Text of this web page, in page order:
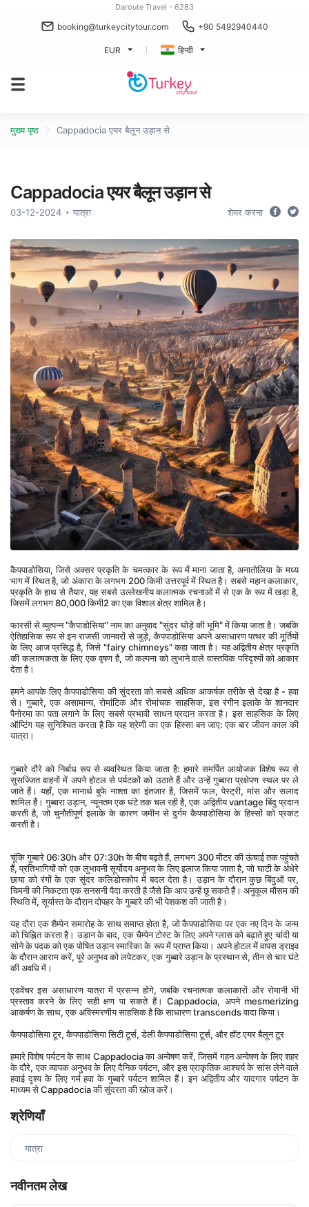
Daroute Travel - 6283
booking@turkeycitytour.com +90 5492940440
EUR हिन्दी
मुख्य पृष्ठ Cappadocia एयर बैलून उड़ान से
Cappadocia एयर बैलून उड़ान से
03-12-2024 यात्रा शेयर करना
कैपपाडोसिया, जिसे अक्सर प्रकृति के चमत्कार के रूप में माना जाता है, अनातोलिया के मध्य
भाग में स्थित है, जो अंकारा के लगभग 200 किमी उत्तरपूर्व में स्थित है। सबसे महान कलाकार,
प्रकृति के हाथ से तैयार, यह सबसे उल्लेखनीय कलात्मक रचनाओं में से एक के रूप में खड़ा है,
जिसमें लगभग 80,000 किमी2 का एक विशाल क्षेत्र शामिल है।
फारसी से व्युत्पन्न "कैपाडोसिया" नाम का अनुवाद "सुंदर घोड़े की भूमि" में किया जाता है। जबकि
ऐतिहासिक रूप से इन राजसी जानवरों से जुड़े, कैपपाडोसिया अपने असाधारण पत्थर की मूर्तियों
के लिए आज प्रसिद्ध है, जिसे "fairy chimneys" कहा जाता है। यह अद्वितीय क्षेत्र प्रकृति
की कलात्मकता के लिए एक वृषण है, जो कल्पना को लुभाने वाले वास्तविक परिदृश्यों को आकार
देता है।
हमने आपके लिए कैपपाडोसिया की सुंदरता को सबसे अधिक आकर्षक तरीके से देखा है - हवा
से। गुब्बारे, एक असामान्य, रोमांटिक और रोमांचक साहसिक, इस रंगीन इलाके के शानदार
पैनोरमा का पता लगाने के लिए सबसे प्रभावी साधन प्रदान करता है। इस साहसिक के लिए
ऑप्टिंग यह सुनिश्चित करता है कि यह श्रेणी का एक हिस्सा बन जाए: एक बार जीवन काल की
यात्रा।
गुब्बारे दौरे को निर्बाध रूप से व्यवस्थित किया जाता है: हमारे समर्पित आयोजक विशेष रूप से
सुसज्जित वाहनों में अपने होटल से पर्यटकों को उठाते हैं और उन्हें गुब्बारा प्रक्षेपण स्थल पर ले
जाते हैं। यहाँ, एक मानार्थ बुफे नाश्ता का इंतजार है, जिसमें फल, पेस्ट्री, मांस और सलाद
शामिल हैं। गुब्बारा उड़ान, न्यूनतम एक घंटे तक चल रही है, एक अद्वितीय vantage बिंदु प्रदान
करती है, जो चुनौतीपूर्ण इलाके के कारण जमीन से दुर्गम कैपपाडोसिया के हिस्सों को प्रकट
करती है।
चूंकि गुब्बारे 06:30h और 07:30h के बीच बढ़ते हैं, लगभग 300 मीटर की ऊंचाई तक पहुंचते
हैं, प्रतिभागियों को एक लुभावनी सूर्योदय अनुभव के लिए इलाज किया जाता है, जो घाटी के अंधेरे
छाया को रंगों के एक सुंदर कलिडोस्कोप में बदल देता है। उड़ान के दौरान कुछ बिंदुओं पर,
चिमनी की निकटता एक सनसनी पैदा करती है जैसे कि आप उन्हें छू सकते हैं। अनुकूल मौसम की
स्थिति में, सूर्यास्त के दौरान दोपहर के गुब्बारे की भी पेशकश की जाती है।
यह दौरा एक शैम्पेन समारोह के साथ समाप्त होता है, जो कैपपाडोसिया पर एक नए दिन के जन्म
को चिह्नित करता है। उड़ान के बाद, एक चैम्पेन टोस्ट के लिए अपने ग्लास को बढ़ाते हुए चांदी या
सोने के पदक को एक पोषित उड़ान स्मारिका के रूप में प्राप्त किया। अपने होटल में वापस ड्राइव
के दौरान आराम करें, पूरे अनुभव को लपेटकर, एक गुब्बारे उड़ान के प्रस्थान से, तीन से चार घंटे
की अवधि में।
एडवेंचर इस असाधारण यात्रा में प्रसन्न होंगे, जबकि रचनात्मक कलाकारों और रोमानी भी
प्रस्ताव करने के लिए सही क्षण पा सकते हैं। Cappadocia, अपने mesmerizing
आकर्षण के साथ, एक अविस्मरणीय साहसिक है कि साधारण transcends वादा किया।
कैपपाडोसिया टूर, कैपपाडोसिया सिटी टूर्स, डेली कैपपाडोसिया टूर्स, और हॉट एयर बैलून टूर
हमारे विशेष पर्यटन के साथ Cappadocia का अन्वेषण करें, जिसमें गहन अन्वेषण के लिए शहर
के दौरे, एक व्यापक अनुभव के लिए दैनिक पर्यटन, और इस प्राकृतिक आश्चर्य के सांस लेने वाले
हवाई दृश्य के लिए गर्म हवा के गुब्बारे पर्यटन शामिल हैं। इन अद्वितीय और यादगार पर्यटन के
माध्यम से Cappadocia की सुंदरता की खोज करें।
श्रेणियाँ
यात्रा
नवीनतम लेख